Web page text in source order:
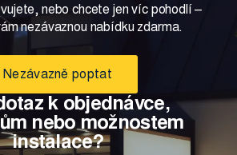
nebo chcete jen víc pohodlí –
nezávaznou nabídku zdarma.
Nezávazně poptat
k objednávce,
nebo možnostem
instalace?